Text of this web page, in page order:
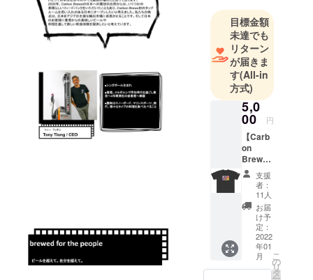
たクラッ
シックな製
法ともに高
評価をいた
だき、数々
の賞も受賞
していま
音楽や、映
画、アート
などのカル
チャーも巻
き込んで新
しいビール
の楽しみ方
も提案して
います。
目標金額
未達でも
リターン
が届きま
す(All-in
方式)
5,0
00 円
【Carb
on
Brews
オリジ
ナルT
シャ
ツ】
Carbon
Brews
の定番
ビール
Tokyo
支援
者：
11人
お届
け予
定：
2022
年01
月
こ
の
リ
タ